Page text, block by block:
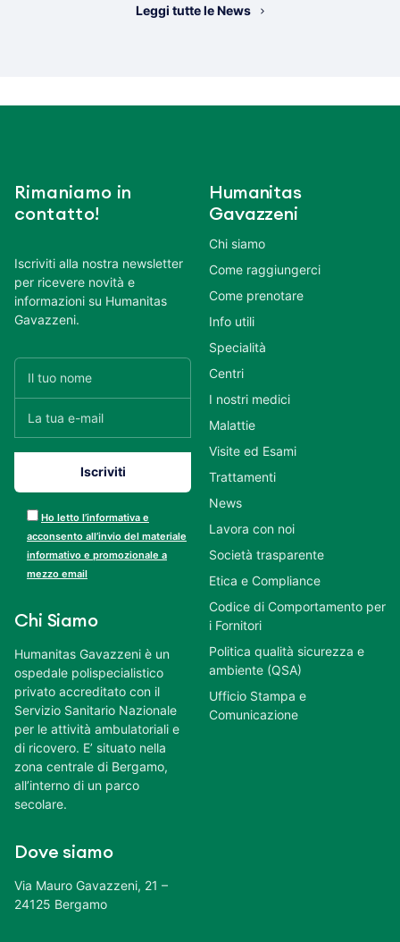
Leggi tutte le News
Rimaniamo in
contatto!
Iscriviti alla nostra newsletter
per ricevere novità e
informazioni su Humanitas
Gavazzeni.
Ho letto l’informativa e
acconsento all’invio del materiale
informativo e promozionale a
mezzo email
Chi Siamo
Humanitas Gavazzeni è un
ospedale polispecialistico
privato accreditato con il
Servizio Sanitario Nazionale
per le attività ambulatoriali e
di ricovero. E’ situato nella
zona centrale di Bergamo,
all’interno di un parco
secolare.
Dove siamo
Via Mauro Gavazzeni, 21 –
24125 Bergamo
Humanitas
Gavazzeni
Chi siamo
Come raggiungerci
Come prenotare
Info utili
Specialità
Centri
I nostri medici
Malattie
Visite ed Esami
Trattamenti
News
Lavora con noi
Società trasparente
Etica e Compliance
Codice di Comportamento per
i Fornitori
Politica qualità sicurezza e
ambiente (QSA)
Ufficio Stampa e
Comunicazione